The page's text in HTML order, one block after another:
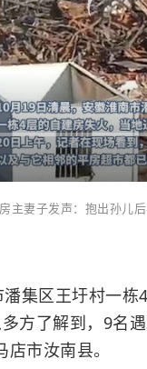
主妻子发声：抱出孙儿
集区王圩村一
方了解到，9名
市汝南县。